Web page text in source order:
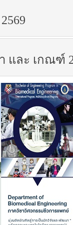
และ เกณฑ์